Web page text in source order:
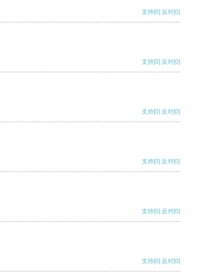
支持[0] 反对[0]
支持[0] 反对[0]
支持[0] 反对[0]
支持[0] 反对[0]
支持[0] 反对[0]
支持[0] 反对[0]